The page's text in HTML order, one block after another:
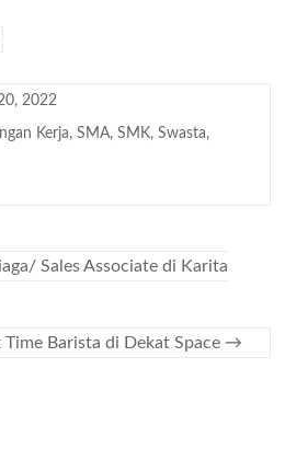
2022
Kerja,SMA,SMK,Swasta,
Sales Associate di Karita
Time Barista di Dekat Space →